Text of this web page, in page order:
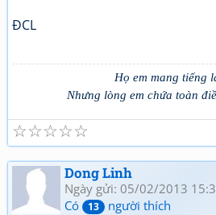
ĐCL
Họ em mang tiếng
Nhưng lòng em chứa toàn
☆
☆
☆
☆
☆
Dong Linh
Ngày gửi: 05/02/2013
Có
13 người thích